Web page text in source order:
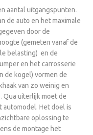
aantal uitgangspunten.
de auto en het maximale
door de
(gemeten vanaf de
belasting) en de
en het carrosserie
de kogel) vormen de
van zo weinig en
Qua uiterlijk moet de
automodel. Het doel is
oplossing te
de montage het